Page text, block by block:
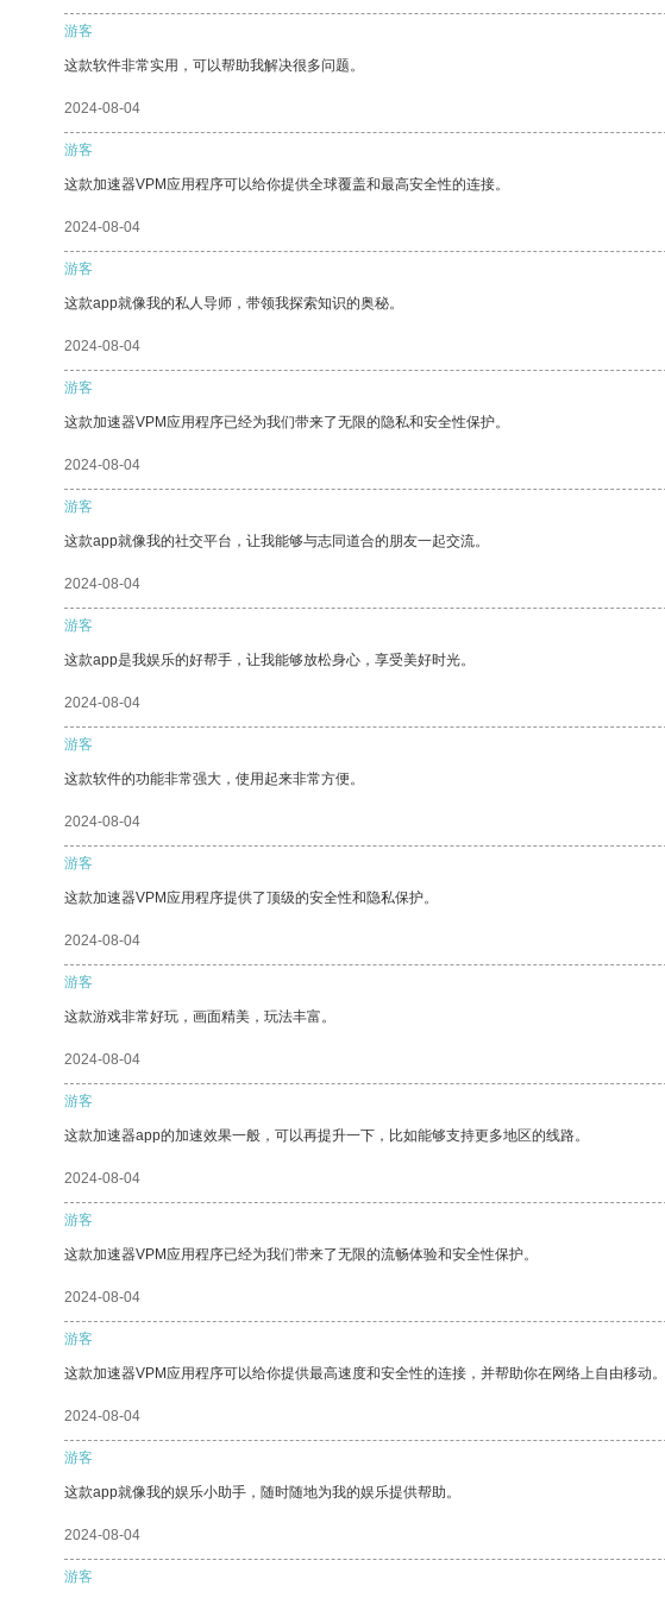
游客
这款软件非常实用，可以帮助我解决很多问题。
2024-08-04
游客
这款加速器VPM应用程序可以给你提供全球覆盖和最高安全性的连接。
2024-08-04
游客
这款app就像我的私人导师，带领我探索知识的奥秘。
2024-08-04
游客
这款加速器VPM应用程序已经为我们带来了无限的隐私和安全性保护。
2024-08-04
游客
这款app就像我的社交平台，让我能够与志同道合的朋友一起交流。
2024-08-04
游客
这款app是我娱乐的好帮手，让我能够放松身心，享受美好时光。
2024-08-04
游客
这款软件的功能非常强大，使用起来非常方便。
2024-08-04
游客
这款加速器VPM应用程序提供了顶级的安全性和隐私保护。
2024-08-04
游客
这款游戏非常好玩，画面精美，玩法丰富。
2024-08-04
游客
这款加速器app的加速效果一般，可以再提升一下，比如能够支持更多地区的线路。
2024-08-04
游客
这款加速器VPM应用程序已经为我们带来了无限的流畅体验和安全性保护。
2024-08-04
游客
这款加速器VPM应用程序可以给你提供最高速度和安全性的连接，并帮助你在网络上自由移动。
2024-08-04
游客
这款app就像我的娱乐小助手，随时随地为我的娱乐提供帮助。
2024-08-04
游客